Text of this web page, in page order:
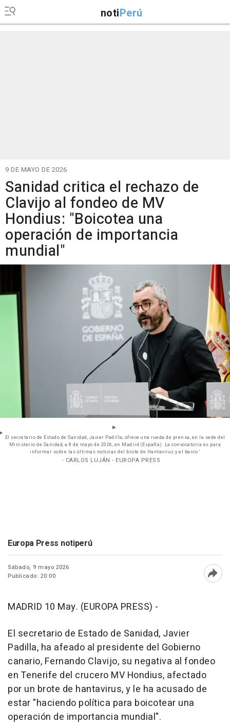
notiPerú
9 DE MAYO DE 2026
Sanidad critica el rechazo de
Clavijo al fondeo de MV
Hondius: "Boicotea una
operación de importancia
mundial"
El secretario de Estado de Sanidad, Javier Padilla, ofrece una rueda de prensa, en la sede del
Ministerio de Sanidad, a 8 de mayo de 2026, en Madrid (España). La convocatoria es para
informar sobre las últimas noticias del brote de Hantavirus y el barco ‘
- CARLOS LUJÁN - EUROPA PRESS
Europa Press notiperú
Sábado, 9 mayo 2026
Publicado: 20:00
MADRID 10 May. (EUROPA PRESS) -
El secretario de Estado de Sanidad, Javier
Padilla, ha afeado al presidente del Gobierno
canario, Fernando Clavijo, su negativa al fondeo
en Tenerife del crucero MV Hondius, afectado
por un brote de hantavirus, y le ha acusado de
estar "haciendo política para boicotear una
operación de importancia mundial".